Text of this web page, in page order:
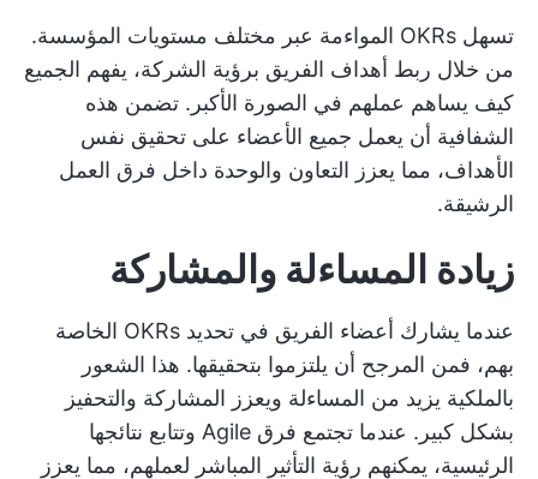
تسهل OKRs المواءمة عبر مختلف مستويات المؤسسة.
من خلال ربط أهداف الفريق برؤية الشركة، يفهم الجميع
كيف يساهم عملهم في الصورة الأكبر. تضمن هذه
الشفافية أن يعمل جميع الأعضاء على تحقيق نفس
الأهداف، مما يعزز التعاون والوحدة داخل فرق العمل
الرشيقة.
زيادة المساءلة والمشاركة
عندما يشارك أعضاء الفريق في تحديد OKRs الخاصة
بهم، فمن المرجح أن يلتزموا بتحقيقها. هذا الشعور
بالملكية يزيد من المساءلة ويعزز المشاركة والتحفيز
بشكل كبير. عندما تجتمع فرق Agile وتتابع نتائجها
الرئيسية، يمكنهم رؤية التأثير المباشر لعملهم، مما يعزز